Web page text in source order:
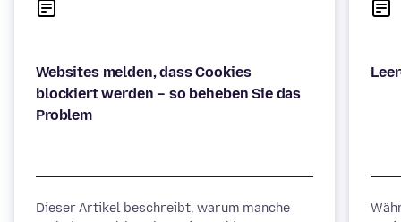
Websites melden, dass Cookies
blockiert werden – so beheben Sie das
Problem
Dieser Artikel beschreibt, warum manche